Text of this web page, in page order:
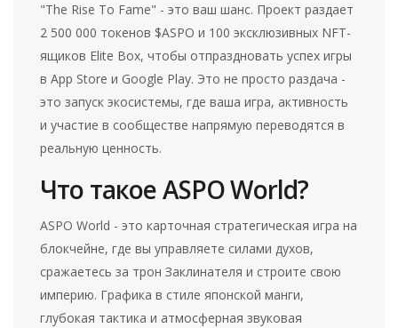
"The Rise To Fame" - это ваш шанс. Проект раздает
2 500 000 токенов $ASPO и 100 эксклюзивных NFT-
ящиков Elite Box, чтобы отпраздновать успех игры
в App Store и Google Play. Это не просто раздача -
это запуск экосистемы, где ваша игра, активность
и участие в сообществе напрямую переводятся в
реальную ценность.
Что такое ASPO World?
ASPO World - это карточная стратегическая игра на
блокчейне, где вы управляете силами духов,
сражаетесь за трон Заклинателя и строите свою
империю. Графика в стиле японской манги,
глубокая тактика и атмосферная звуковая